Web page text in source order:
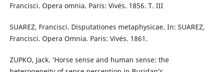
Francisci. Opera omnia. Paris: Vivés. 1856. T. III
SUAREZ, Francisci. Disputationes metaphysicae. In: SUAREZ,
Francisci. Opera Omnia. Paris: Vivés. 1861.
ZUPKO, Jack. ‘Horse sense and human sense: the